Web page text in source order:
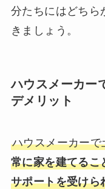
分たちにはどちら
きましょう。
ハウスメーカー
デメリット
ハウスメーカー
常に家を建てるこ
サポートを受けら